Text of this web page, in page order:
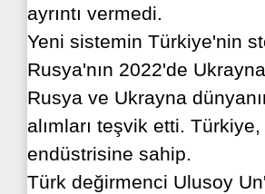
ayrıntı vermedi.
Yeni sistemin Türkiye'nin
Rusya'nın 2022'de
Rusya ve Ukrayna
alımları teşvik etti.
endüstrisine sahip.
Türk değirmenci Ulusoy